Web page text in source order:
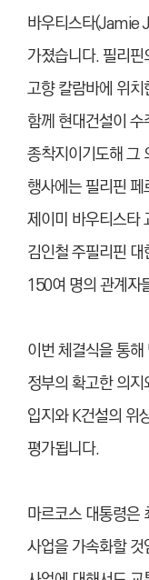
바우티스타(Jamie
가졌습니다. 필리
고향 칼람바에 위
함께 현대건설이
종착지이기도해 그
행사에는 필리핀
제이미 바우티스타
김인철 주필리핀
150여 명의 관계자
이번 체결식을 통
정부의 확고한 의
입지와 K건설의 위
평가됩니다.
마르코스 대통령은
사업을 가속화할